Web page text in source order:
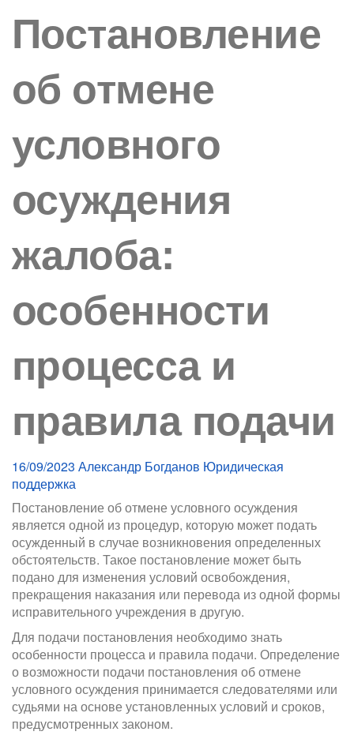
Постановление
об отмене
условного
осуждения
жалоба:
особенности
процесса и
правила подачи
16/09/2023 Александр Богданов Юридическая
поддержка
Постановление об отмене условного осуждения
является одной из процедур, которую может подать
осужденный в случае возникновения определенных
обстоятельств. Такое постановление может быть
подано для изменения условий освобождения,
прекращения наказания или перевода из одной формы
исправительного учреждения в другую.
Для подачи постановления необходимо знать
особенности процесса и правила подачи. Определение
о возможности подачи постановления об отмене
условного осуждения принимается следователями или
судьями на основе установленных условий и сроков,
предусмотренных законом.